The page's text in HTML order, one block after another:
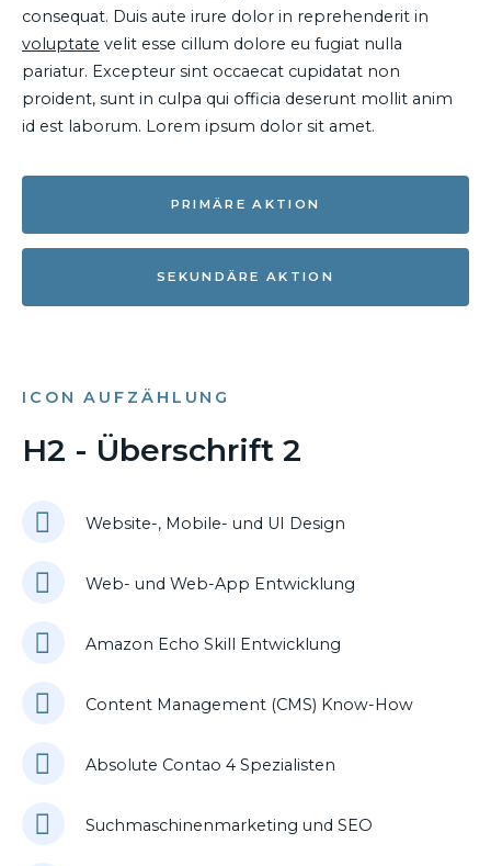
consequat. Duis aute irure dolor in reprehenderit in
voluptate velit esse cillum dolore eu fugiat nulla
pariatur. Excepteur sint occaecat cupidatat non
proident, sunt in culpa qui officia deserunt mollit anim
id est laborum. Lorem ipsum dolor sit amet.
PRIMÄRE AKTION
SEKUNDÄRE AKTION
ICON AUFZÄHLUNG
H2 - Überschrift 2
Website-, Mobile- und UI Design
Web- und Web-App Entwicklung
Amazon Echo Skill Entwicklung
Content Management (CMS) Know-How
Absolute Contao 4 Spezialisten
Suchmaschinenmarketing und SEO